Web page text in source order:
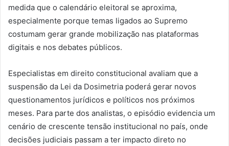
medida que o calendário eleitoral se aproxima,
especialmente porque temas ligados ao Supremo
costumam gerar grande mobilização nas plataformas
digitais e nos debates públicos.
Especialistas em direito constitucional avaliam que a
suspensão da Lei da Dosimetria poderá gerar novos
questionamentos jurídicos e políticos nos próximos
meses. Para parte dos analistas, o episódio evidencia um
cenário de crescente tensão institucional no país, onde
decisões judiciais passam a ter impacto direto no